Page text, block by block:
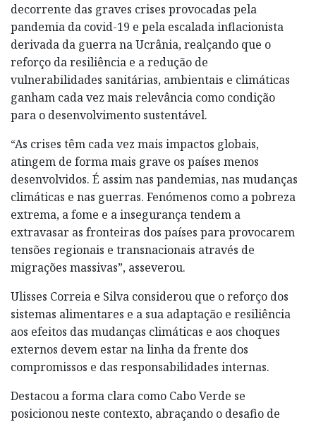
decorrente das graves crises provocadas pela
pandemia da covid-19 e pela escalada inflacionista
derivada da guerra na Ucrânia, realçando que o
reforço da resiliência e a redução de
vulnerabilidades sanitárias, ambientais e climáticas
ganham cada vez mais relevância como condição
para o desenvolvimento sustentável.
“As crises têm cada vez mais impactos globais,
atingem de forma mais grave os países menos
desenvolvidos. É assim nas pandemias, nas mudanças
climáticas e nas guerras. Fenómenos como a pobreza
extrema, a fome e a insegurança tendem a
extravasar as fronteiras dos países para provocarem
tensões regionais e transnacionais através de
migrações massivas”, asseverou.
Ulisses Correia e Silva considerou que o reforço dos
sistemas alimentares e a sua adaptação e resiliência
aos efeitos das mudanças climáticas e aos choques
externos devem estar na linha da frente dos
compromissos e das responsabilidades internas.
Destacou a forma clara como Cabo Verde se
posicionou neste contexto, abraçando o desafio de